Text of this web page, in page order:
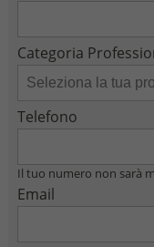
Categoria
Telefono
Il tuo numero non sarà
Email